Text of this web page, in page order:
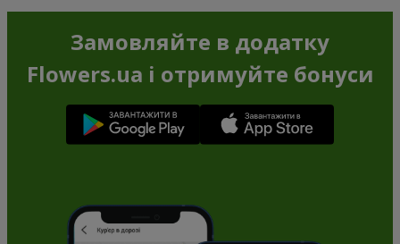
Замовляйте в додатку
Flowers.ua і отримуйте бонуси